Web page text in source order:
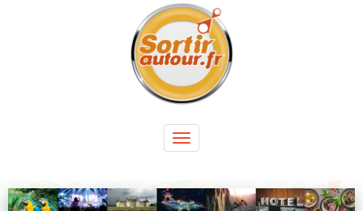
Toggle
navigation
Panneau de gestion des cookies